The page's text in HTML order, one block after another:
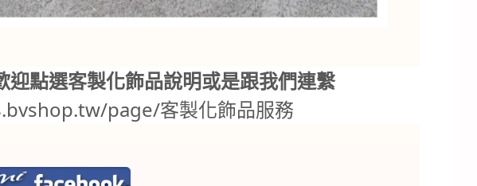
點選客製化飾品說明或是跟我們連繫
page/客製化飾品服務